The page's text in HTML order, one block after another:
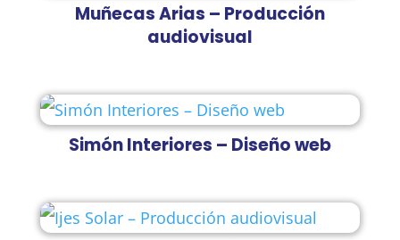
Muñecas Arias – Producción
audiovisual
Simón Interiores – Diseño web